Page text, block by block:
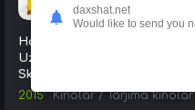
Haydi / Xaydi 2015 HD
Uzbek tilida Tarjima kino
Skachat
2015
Kinolar/Tarjima kinolar
daxshat.net
Would like to send you